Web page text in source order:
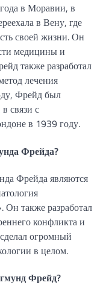
в Моравии, в
в Вену, где
своей жизни. Он
медицины и
также разработал
лечения
Фрейд был
связи с
в 1939 году.
Фрейда?
Фрейда являются
также разработал
конфликта и
огромный
в целом.
Фрейд?